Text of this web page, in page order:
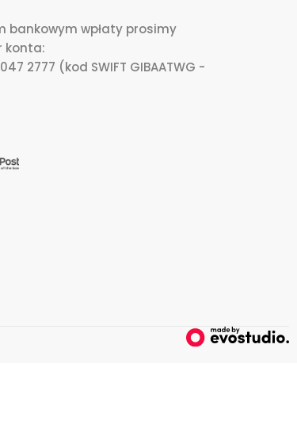
bankowym wpłaty prosimy
konta:
2777 (kod SWIFT GIBAATWG -